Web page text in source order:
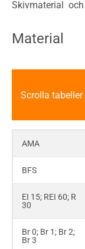
Skivmaterial
Material
Scrolla
AMA
BFS
EI 15; REI 60; R
30
Br 0; Br 1; Br 2;
Br 3